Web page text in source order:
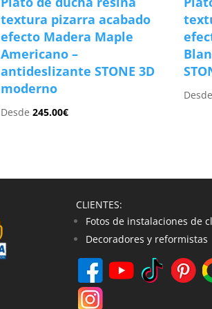
textura pizarra acabado
efecto Madera Maple
Americano –
antideslizante STONE 3D
moderno
Desde245.00€
CLIENTES:
Fotos de instalaciones de
Decoradores y reformistas